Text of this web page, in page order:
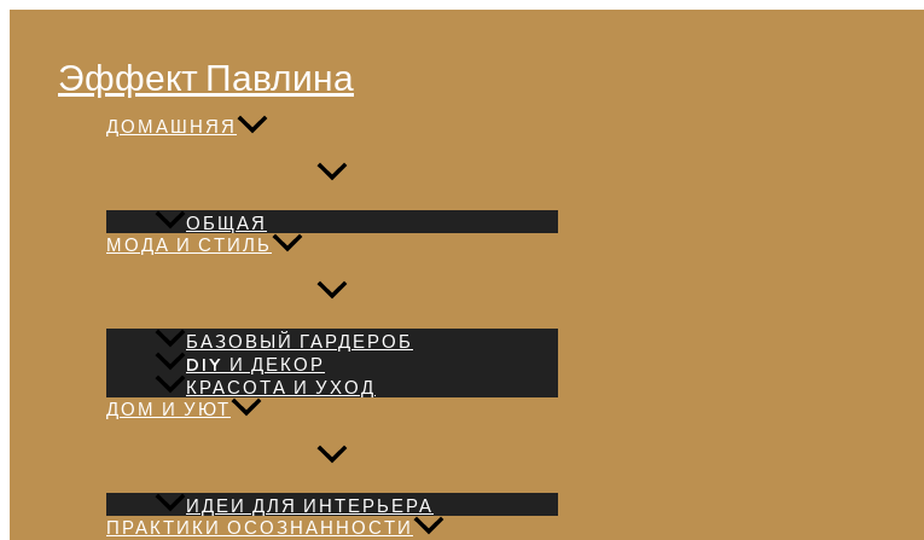
содержимому
Эффект Павлина
ДОМАШНЯЯ
ОБЩАЯ
МОДА И СТИЛЬ
БАЗОВЫЙ ГАРДЕРОБ
DIY И ДЕКОР
КРАСОТА И УХОД
ДОМ И УЮТ
ИДЕИ ДЛЯ ИНТЕРЬЕРА
ПРАКТИКИ ОСОЗНАННОСТИ